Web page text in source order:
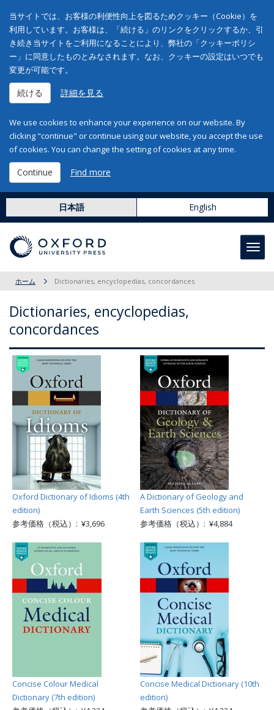
当サイトでは、お客様の利便性向上を図るためクッキー（Cookie）を
利用しています。お客様は、「続ける」のリンクをクリックするか、引
き続き当サイトをご利用になることにより、弊社の「クッキーポリシ
ー」に同意したものとみなされます。なお、クッキーの設定はいつでも
変更が可能です。
続ける 詳細を見る
We use cookies to enhance your experience on our website. By
clicking "continue" or continue using our website, you accept the use
of cookies. You can change the setting of cookies at any time.
Continue Find more
日本語 English
ホーム Dictionaries, encyclopedias, concordances
Dictionaries, encyclopedias,
concordances
Oxford Dictionary of Idioms (4th
edition)
参考価格（税込）: ¥3,696
A Dictionary of Geology and
Earth Sciences (5th edition)
参考価格（税込）: ¥4,884
Concise Colour Medical
Dictionary (7th edition)
Concise Medical Dictionary (10th
edition)